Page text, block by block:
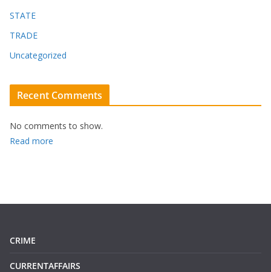
STATE
TRADE
Uncategorized
Recent Comments
No comments to show.
Read more
0
CRIME
CURRENTAFFAIRS